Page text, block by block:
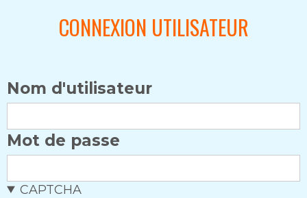
CONNEXION UTILISATEUR
Nom d'utilisateur
Mot de passe
CAPTCHA